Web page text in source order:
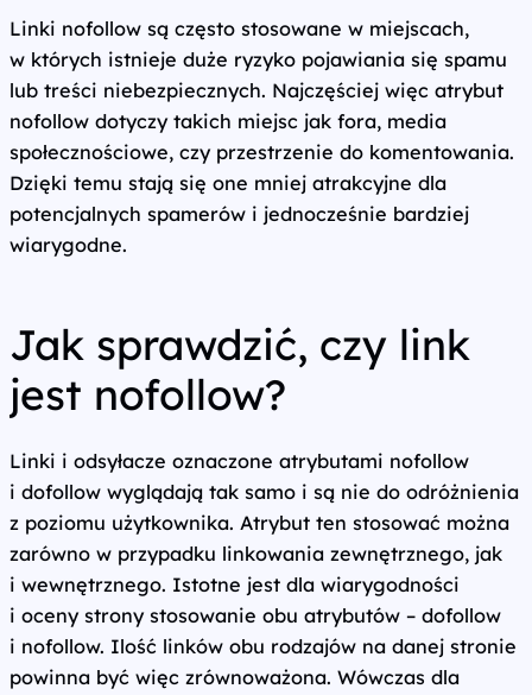
Linki nofollow są często stosowane w miejscach,
w których istnieje duże ryzyko pojawiania się spamu
lub treści niebezpiecznych. Najczęściej więc atrybut
nofollow dotyczy takich miejsc jak fora, media
społecznościowe, czy przestrzenie do komentowania.
Dzięki temu stają się one mniej atrakcyjne dla
potencjalnych spamerów i jednocześnie bardziej
wiarygodne.
Jak sprawdzić, czy link
jest nofollow?
Linki i odsyłacze oznaczone atrybutami nofollow
i dofollow wyglądają tak samo i są nie do odróżnienia
z poziomu użytkownika. Atrybut ten stosować można
zarówno w przypadku linkowania zewnętrznego, jak
i wewnętrznego. Istotne jest dla wiarygodności
i oceny strony stosowanie obu atrybutów – dofollow
i nofollow. Ilość linków obu rodzajów na danej stronie
powinna być więc zrównoważona. Wówczas dla